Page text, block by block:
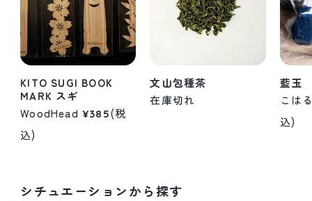
KITO SUGI BOOK
MARK スギ
WoodHead ¥385(税
込)
文山包種茶
在庫切れ
藍玉
こは
込)
シチュエーションから探す